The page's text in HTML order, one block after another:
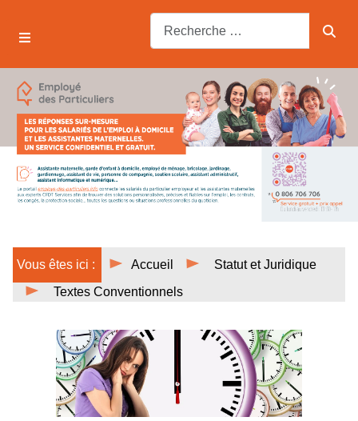
Vous êtes ici : Accueil
Statut et Juridique
Textes Conventionnels